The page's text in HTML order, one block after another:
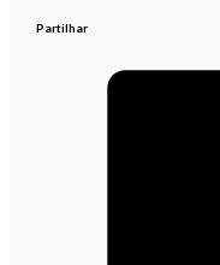
Partilhar